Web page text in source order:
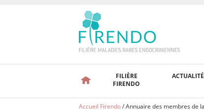
FILIÈRE
FIRENDO
Accueil Firendo/Annuaire des membres de